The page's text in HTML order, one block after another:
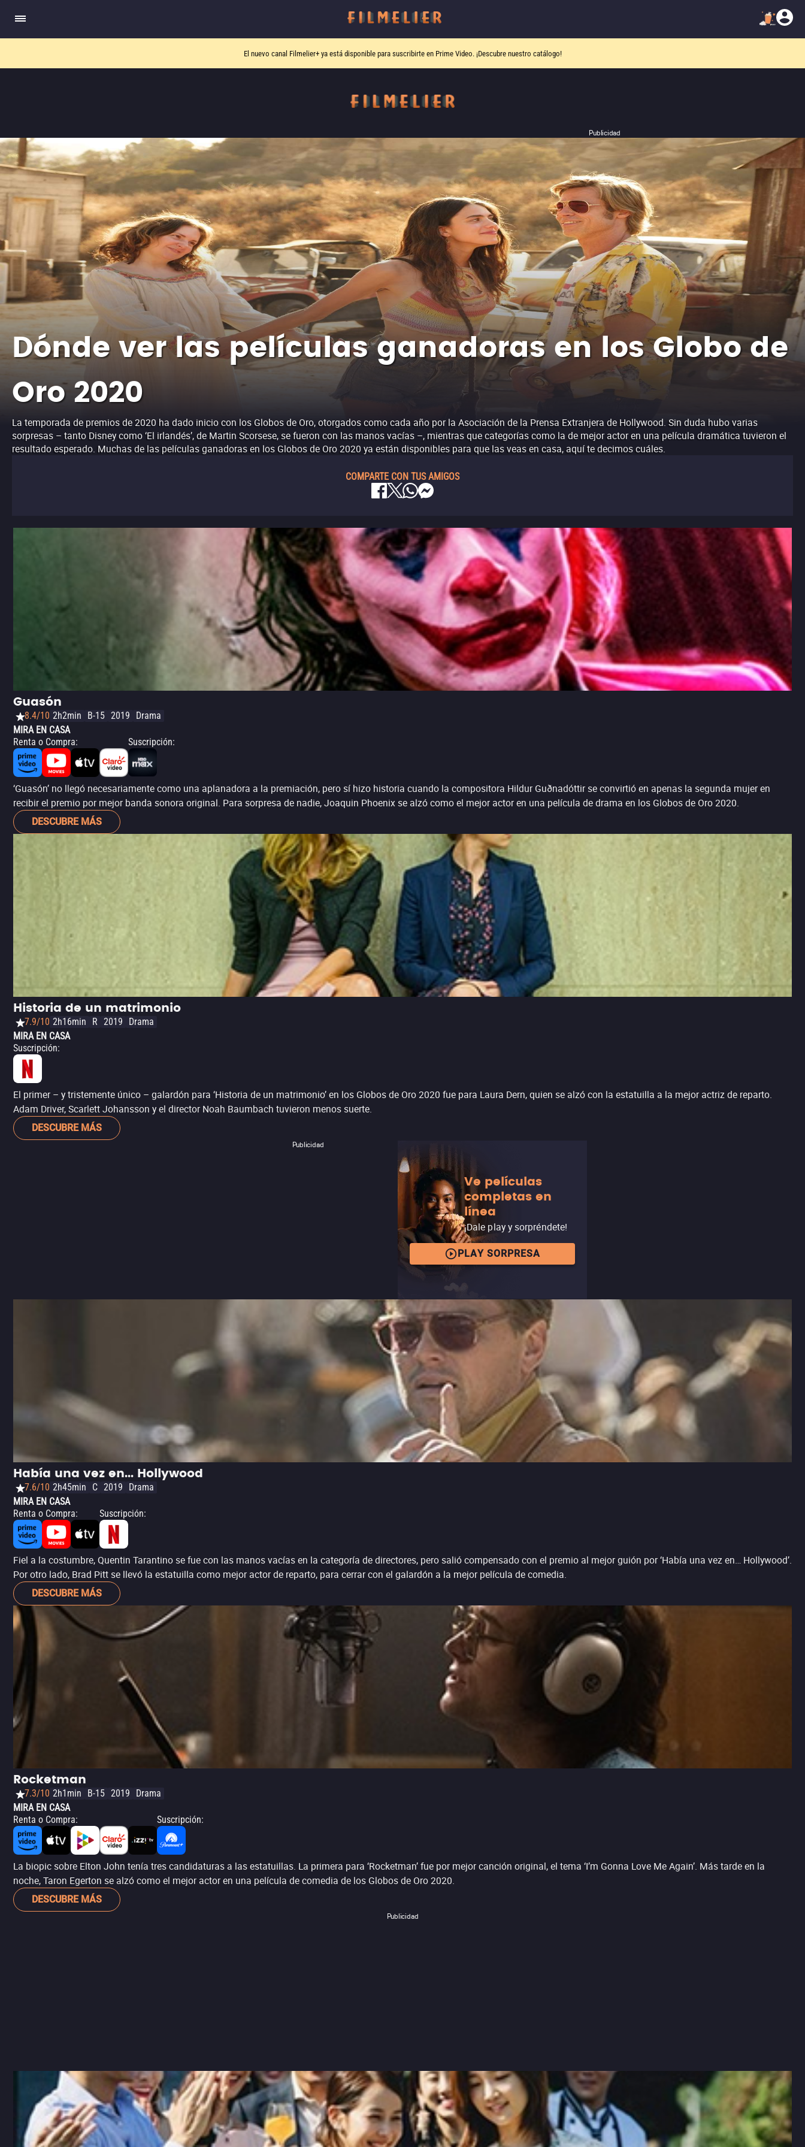
El nuevo canal Filmelier+ya está disponible para suscribirte en Prime Video. ¡Descubre nuestro catálogo!
Publicidad
Dónde ver las películas ganadoras en los Globo de
Oro 2020
La temporada de premios de 2020 ha dado inicio con los Globos de Oro, otorgados como cada año por la Asociación de la Prensa Extranjera de Hollywood. Sin duda hubo varias
sorpresas – tanto Disney como ‘El irlandés’, de Martin Scorsese, se fueron con las manos vacías –, mientras que categorías como la de mejor actor en una película dramática tuvieron el
resultado esperado. Muchas de las películas ganadoras en los Globos de Oro 2020 ya están disponibles para que las veas en casa, aquí te decimos cuáles.
COMPARTE CON TUS AMIGOS
Guasón
8.4/10 2h2min B-15 2019
Drama
MIRA EN CASA
Renta o Compra: Suscripción:
‘Guasón’ no llegó necesariamente como una aplanadora a la premiación, pero sí hizo historia cuando la compositora Hildur Guðnadóttir se convirtió en apenas la segunda mujer en
recibir el premio por mejor banda sonora original. Para sorpresa de nadie, Joaquin Phoenix se alzó como el mejor actor en una película de drama en los Globos de Oro 2020.
DESCUBRE MÁS
Historia de un matrimonio
7.9/10 2h16min R 2019
Drama
MIRA EN CASA
Suscripción:
El primer – y tristemente único – galardón para ‘Historia de un matrimonio’ en los Globos de Oro 2020 fue para Laura Dern, quien se alzó con la estatuilla a la mejor actriz de reparto.
Adam Driver, Scarlett Johansson y el director Noah Baumbach tuvieron menos suerte.
DESCUBRE MÁS
Ve películas
completas en
línea
¡Dale play y sorpréndete!
PLAY SORPRESA
Publicidad
Había una vez en... Hollywood
7.6/10 2h45min C 2019
Drama
MIRA EN CASA
Renta o Compra: Suscripción:
Fiel a la costumbre, Quentin Tarantino se fue con las manos vacías en la categoría de directores, pero salió compensado con el premio al mejor guión por ‘Había una vez en… Hollywood’.
Por otro lado, Brad Pitt se llevó la estatuilla como mejor actor de reparto, para cerrar con el galardón a la mejor película de comedia.
DESCUBRE MÁS
Rocketman
7.3/10 2h1min B-15 2019
Drama
MIRA EN CASA
Renta o Compra: Suscripción:
La biopic sobre Elton John tenía tres candidaturas a las estatuillas. La primera para ‘Rocketman’ fue por mejor canción original, el tema ‘I’m Gonna Love Me Again’. Más tarde en la
noche, Taron Egerton se alzó como el mejor actor en una película de comedia de los Globos de Oro 2020.
DESCUBRE MÁS
Publicidad